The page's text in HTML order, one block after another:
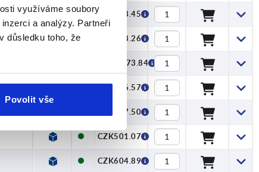
využíváme soubory
a analýzy. Partneři
důsledku toho, že
Povolit vše
CZK593.45
CZK828.26
CZK1,273.84
CZK286.57
CZK357.50
CZK501.07
CZK604.89